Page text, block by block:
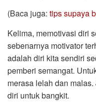
(Baca juga: tips supaya
Kelima, memotivasi diri
sebenarnya motivator
adalah diri kita sendiri
pemberi semangat.
merasa lelah dan
diri untuk bangkit.